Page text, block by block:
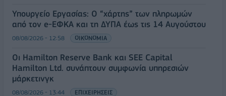
Υπουργείο Εργασίας: Ο “χάρτης” των πληρωμών
από τον e-ΕΦΚΑ και τη ΔΥΠΑ έως τις 14 Αυγούστου
08/08/2026 - 12:58 ΟΙΚΟΝΟΜΙΑ
Οι Hamilton Reserve Bank και SEE Capital
Hamilton Ltd. συνάπτουν συμφωνία υπηρεσιών
μάρκετινγκ
08/08/2026 - 13:44 ΕΠΙΧΕΙΡΗΣΕΙΣ